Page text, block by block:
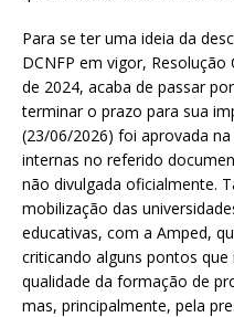
Para se ter uma ideia da
DCNFP em vigor, Resolução
de 2024, acaba de passar
terminar o prazo para sua
(23/06/2026) foi aprovada
internas no referido
não divulgada oficialmente.
mobilização das
educativas, com a Amped,
criticando alguns pontos
qualidade da formação de
mas, principalmente, pela